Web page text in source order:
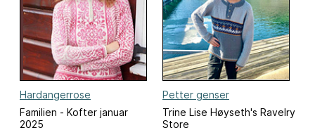
Hardangerrose
Familien - Kofter januar
2025
Petter genser
Trine Lise Høyseth's Ravelry
Store